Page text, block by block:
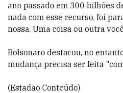
ano passado em 300 bilhões
nada com esse recurso, foi
nossa. Uma coisa ou outra
Bolsonaro destacou, no
mudança precisa ser feita
(Estadão Conteúdo)